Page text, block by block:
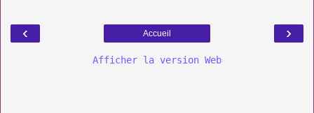
‹ ›
Accueil
Afficher la version Web